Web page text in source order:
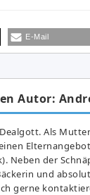
E-Mail
Autor:
Als
Neben der
und
gerne